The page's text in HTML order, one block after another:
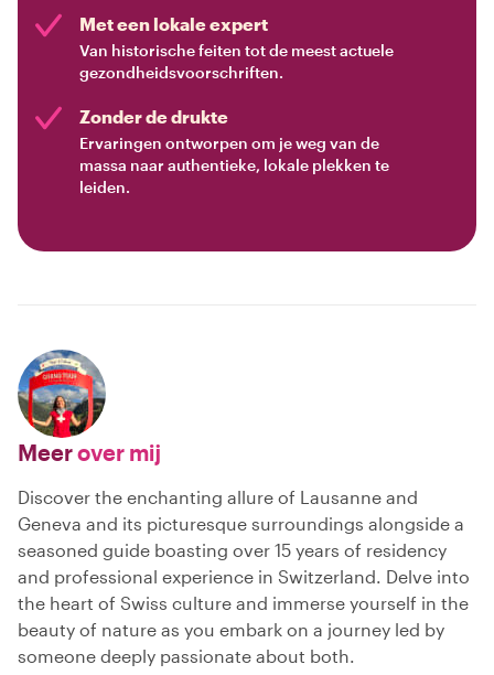
Met een lokale expert
Van historische feiten tot de meest actuele
gezondheidsvoorschriften.
Zonder de drukte
Ervaringen ontworpen om je weg van de
massa naar authentieke, lokale plekken te
leiden.
Meerover mij
Discover the enchanting allure of Lausanne and
Geneva and its picturesque surroundings alongside a
seasoned guide boasting over 15 years of residency
and professional experience in Switzerland. Delve into
the heart of Swiss culture and immerse yourself in the
beauty of nature as you embark on a journey led by
someone deeply passionate about both.